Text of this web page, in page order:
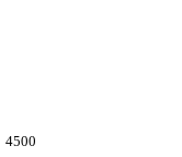
4500